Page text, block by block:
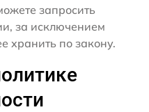
запросить
за исключением
хранить по закону.